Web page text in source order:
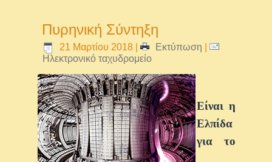
Πυρηνική Σύντηξη
21 Μαρτίου 2018 | Εκτύπωση
Ηλεκτρονικό ταχυδρομείο
Είναι η
Ελπίδα
για το